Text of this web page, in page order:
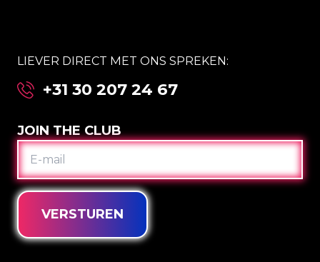
LIEVER DIRECT MET ONS SPREKEN:
+31 30 207 24 67
JOIN THE CLUB
E-
MAIL
VERSTUREN